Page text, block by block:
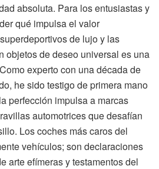
absoluta. Para los entusiastas y
qué impulsa el valor
de lujo y las
objetos de deseo universal es una
experto con una década de
he sido testigo de primera mano
perfección impulsa a marcas
automotrices que desafían
Los coches más caros del
vehículos; son declaraciones
arte efímeras y testamentos del